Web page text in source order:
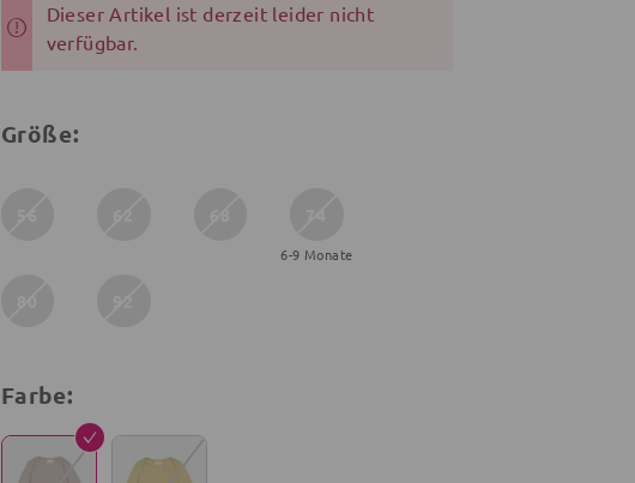
Dieser Artikel ist derzeit leider nicht
verfügbar.
Größe:
6-9 Monate
Farbe: